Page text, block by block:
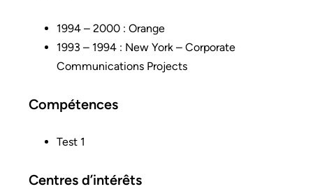
1994 – 2000 : Orange
1993 – 1994 : New York – Corporate
Communications Projects
Compétences
Test 1
Centres d’intérêts